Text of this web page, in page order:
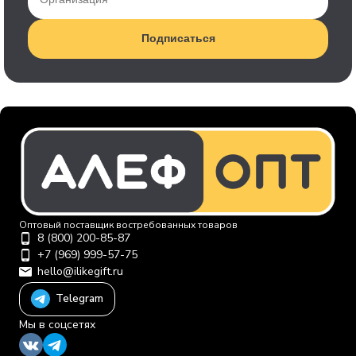
Подписаться
Оптовый поставщик востребованных товаров
8 (800) 200-85-87
+7 (969) 999-57-75
hello@ilikegift.ru
Telegram
Мы в соцсетях